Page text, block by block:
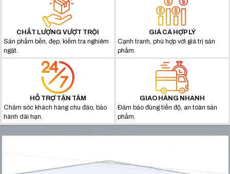
CHẤT LƯỢNG VƯỢT TRỘI
Sản phẩm bền, đẹp, kiểm tra nghiêm
ngặt.
GIÁ CẢ HỢP LÝ
Cạnh tranh, phù hợp với giá trị sản
phẩm.
HỖ TRỢ TẬN TÂM
Chăm sóc khách hàng chu đáo, bảo
hành dài hạn.
GIAO HÀNG NHANH
Đảm bảo đúng tiến độ, an toàn sản
phẩm.